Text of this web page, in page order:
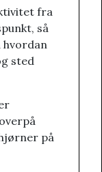
fra
så
hvordan
sted
på